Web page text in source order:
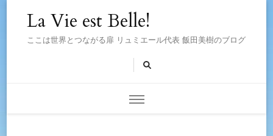
La Vie est Belle!
ここは世界とつながる扉 リュミエール代表 飯田美樹のブログ